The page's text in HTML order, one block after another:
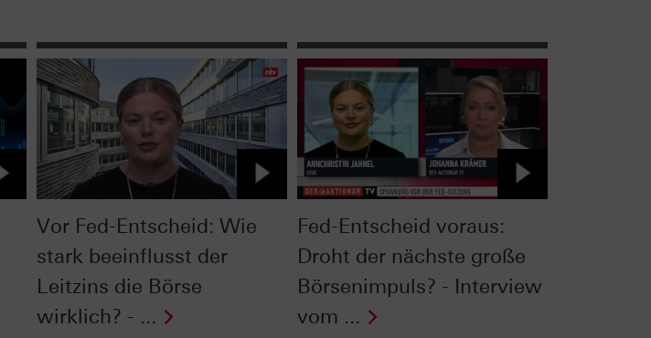
Vor Fed-Entscheid: Wie
stark beeinflusst der
Leitzins die Börse
wirklich? - ...
Fed-Entscheid voraus:
Droht der nächste große
Börsenimpuls? - Interview
vom ...